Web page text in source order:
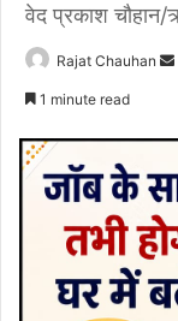
वेद प्रकाश चौहान/
Rajat Chauhan
1 minute read